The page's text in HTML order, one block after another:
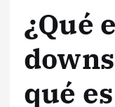
¿Qué
qué